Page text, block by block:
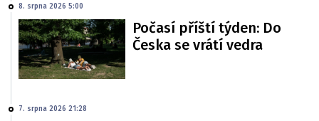
8. srpna 2026 5:00
Počasí příští týden: Do
Česka se vrátí vedra
7. srpna 2026 21:28